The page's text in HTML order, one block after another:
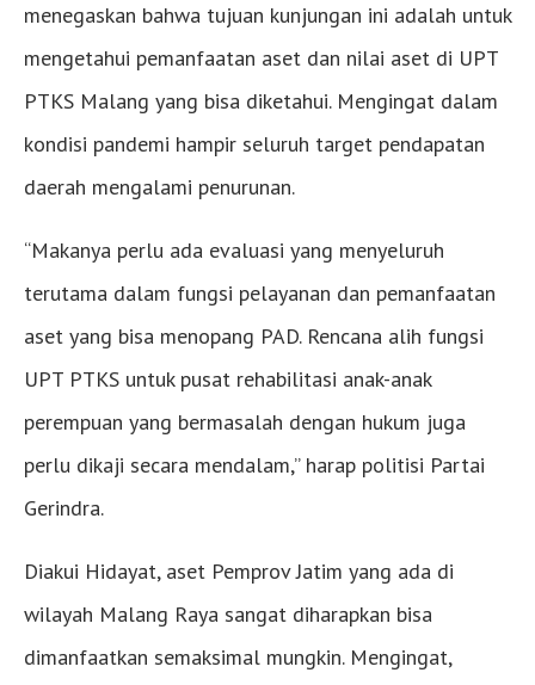
menegaskan bahwa tujuan kunjungan ini adalah untuk
mengetahui pemanfaatan aset dan nilai aset di UPT
PTKS Malang yang bisa diketahui. Mengingat dalam
kondisi pandemi hampir seluruh target pendapatan
daerah mengalami penurunan.
“Makanya perlu ada evaluasi yang menyeluruh
terutama dalam fungsi pelayanan dan pemanfaatan
aset yang bisa menopang PAD. Rencana alih fungsi
UPT PTKS untuk pusat rehabilitasi anak-anak
perempuan yang bermasalah dengan hukum juga
perlu dikaji secara mendalam,” harap politisi Partai
Gerindra.
Diakui Hidayat, aset Pemprov Jatim yang ada di
wilayah Malang Raya sangat diharapkan bisa
dimanfaatkan semaksimal mungkin. Mengingat,